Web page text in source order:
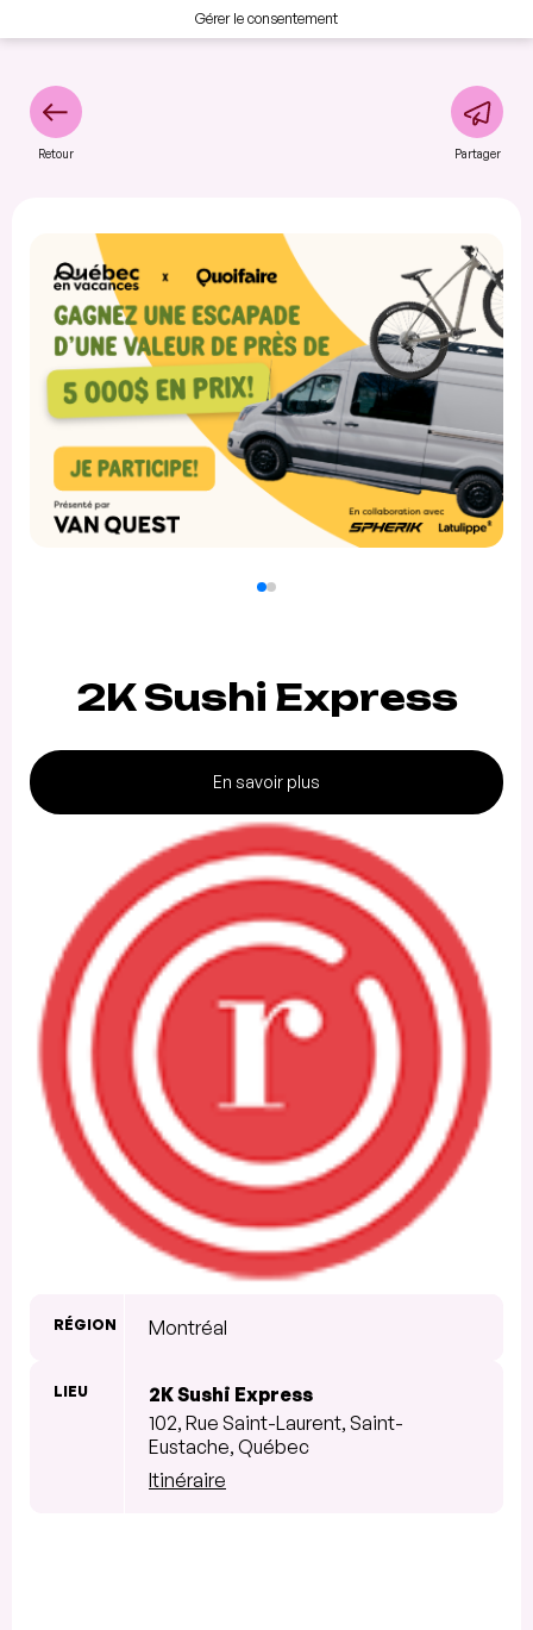
Gérer le consentement
Retour Partager
2K Sushi Express
En savoir plus
RÉGION Montréal
LIEU
2K Sushi Express
102, Rue Saint-Laurent, Saint-
Eustache, Québec
Itinéraire